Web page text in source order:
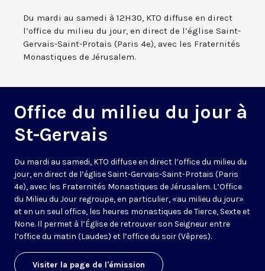
Du mardi au samedi à 12H30, KTO diffuse en direct
l’office du milieu du jour, en direct de l’église Saint-
Gervais-Saint-Protais (Paris 4e), avec les Fraternités
Monastiques de Jérusalem.
Office du milieu du jour à
St-Gervais
Du mardi au samedi, KTO diffuse en direct l’office du milieu du
jour, en direct de l’église Saint-Gervais-Saint-Protais (Paris
4e), avec les Fraternités Monastiques de Jérusalem. L’Office
du Milieu du Jour regroupe, en particulier, «au milieu du jour»
et en un seul office, les heures monastiques de Tierce, Sexte et
None. Il permet à l’Église de retrouver son Seigneur entre
l’office du matin (Laudes) et l’office du soir (Vêpres).
Visiter la page de l'émission